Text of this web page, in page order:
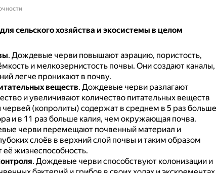
сельского хозяйства и экосистемы в целом
. Дождевые черви повышают аэрацию, пористость,
и мелкозернистость почвы. Они создают каналы,
легче проникают в почву.
веществ. Дождевые черви разлагают
и увеличивают количество питательных веществ
(копролиты) содержат в среднем в 5 раз больше
и в 11 раз больше калия, чем окружающая почва.
черви перемещают почвенный материал и
слоёв в верхний слой почвы и таким образом
жизнеспособность.
. Дождевые черви способствуют колонизации и